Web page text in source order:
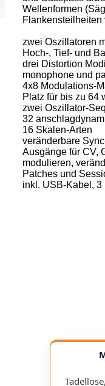
Wellenformen
zwei Oszillatoren
Hoch-, Tief- und
drei Distortion Modi
monophone und
4x8 Modulations-
Platz für bis zu 64
zwei Oszillator-
32
16 Skalen-Arten
veränderbare
Ausgänge für CV,
modulieren,
Patches und
inkl. USB-Kabel, 3